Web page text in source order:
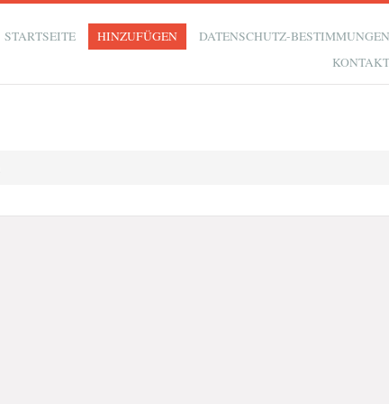
STARTSEITE HINZUFÜGEN
DATENSCHUTZ-